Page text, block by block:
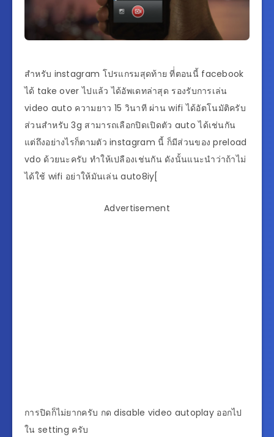
สำหรับ instagram โปรแกรมสุดท้าย ที่่ตอนนี้ facebook
ได้ take over ไปแล้ว ได้อัพเดทล่าสุด รองรับการเล่น
video auto ความยาว 15 วินาที ผ่าน wifi ได้อัตโนมัติครับ
ส่วนสำหรับ 3g สามารถเลือกปิดเปิดตัว auto ได้เช่นกัน
แต่ถึงอย่างไรก็ตามตัว instagram นี้ ก็มีส่วนของ preload
vdo ด้วยนะครับ ทำให้เปลืองเช่นกัน ดังนั้นแนะนำว่าถ้าไม่
ได้ใช้ wifi อย่าให้มันเล่น auto8iy[
Advertisement
การปิดก็ไม่ยากครับ กด disable video autoplay ออกไป
ใน setting ครับ